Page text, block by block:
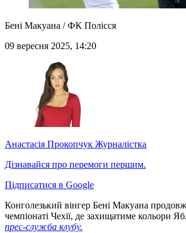
Бені Макуана / ФК Полісся
09 вересня 2025, 14:20
Анастасія Прокопчук Журналістка
Дізнавайся про перемоги першим.
Підписатися в Google
Конголезький вінгер Бені Макуана
чемпіонаті Чехії, де захищатиме кольори
прес-служба клубу.